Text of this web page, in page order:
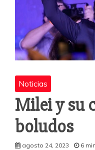
Noticias
Milei y su
boludos
agosto 24, 2023
6